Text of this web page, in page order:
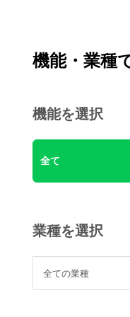
機能・業種
機能を選択
全て
業種を選択